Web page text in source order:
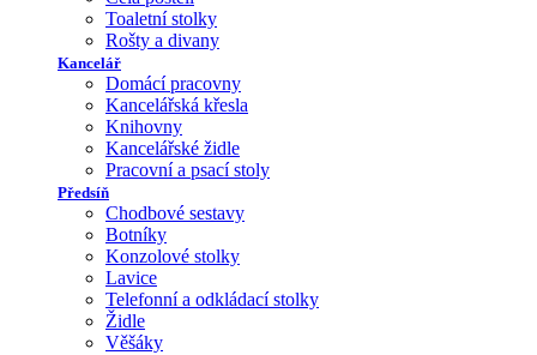
Toaletní stolky
Rošty a divany
Kancelář
Domácí pracovny
Kancelářská křesla
Knihovny
Kancelářské židle
Pracovní a psací stoly
Předsíň
Chodbové sestavy
Botníky
Konzolové stolky
Lavice
Telefonní a odkládací stolky
Židle
Věšáky